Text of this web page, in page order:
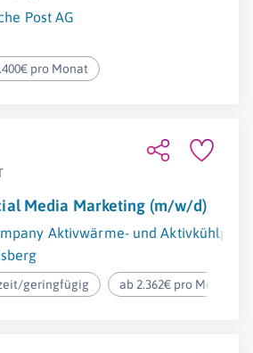
Post AG
pro Monat
Media Marketing (m/w/d)
Aktivwärme- und
geringfügig ab 2.362€ pro Monat